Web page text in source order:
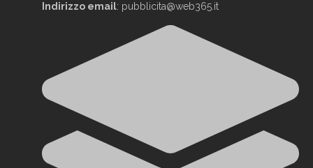
Indirizzo email: pubblicita@web365.it